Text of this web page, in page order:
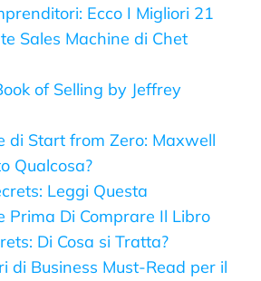
Ecco I Migliori 21
Sales Machine di Chet
of Selling by Jeffrey
di Start from Zero: Maxwell
Qualcosa?
Leggi Questa
Prima Di Comprare Il Libro
Di Cosa si Tratta?
di Business Must-Read per il